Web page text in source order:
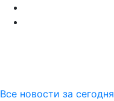
Все новости за сегодня